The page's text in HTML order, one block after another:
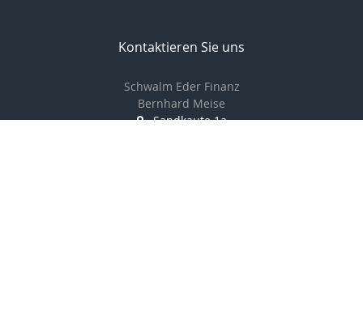
Kontaktieren Sie uns
Schwalm Eder Finanz
Bernhard Meise
Sandkaute 1a